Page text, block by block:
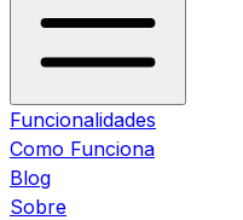
Funcionalidades
Como Funciona
Blog
Sobre